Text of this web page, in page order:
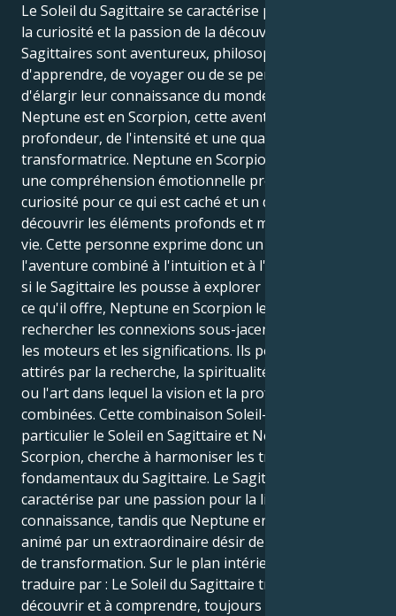
Le Soleil du Sagittaire se caractérise par l'optimisme,
la curiosité et la passion de la découverte. Les
Sagittaires sont aventureux, philosophes et désireux
d'apprendre, de voyager ou de se perfectionner afin
d'élargir leur connaissance du monde. Lorsque
Neptune est en Scorpion, cette aventure prend de la
profondeur, de l'intensité et une qualité
transformatrice. Neptune en Scorpion encourage
une compréhension émotionnelle profonde, une
curiosité pour ce qui est caché et un désir de
découvrir les éléments profonds et mystiques de la
vie. Cette personne exprime donc un sens de
l'aventure combiné à l'intuition et à l'émotion. Même
si le Sagittaire les pousse à explorer l'espace et tout
ce qu'il offre, Neptune en Scorpion les pousse à
rechercher les connexions sous-jacentes, les racines,
les moteurs et les significations. Ils peuvent être
attirés par la recherche, la spiritualité, la psychologie
ou l'art dans lequel la vision et la profondeur sont
combinées. Cette combinaison Soleil-Neptune, en
particulier le Soleil en Sagittaire et Neptune en
Scorpion, cherche à harmoniser les traits
fondamentaux du Sagittaire. Le Sagittaire se
caractérise par une passion pour la liberté et la
connaissance, tandis que Neptune en Scorpion est
animé par un extraordinaire désir de perception et
de transformation. Sur le plan intérieur, cela peut se
traduire par : Le Soleil du Sagittaire travaille à
découvrir et à comprendre, toujours en quête de